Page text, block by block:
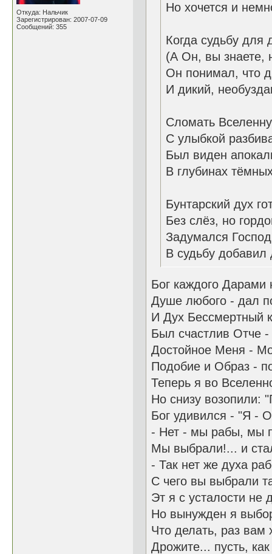
Откуда: Нальчик
Зарегистрирован: 2007-07-09
Сообщений: 355
Но хочется и
Когда судьбу для
(А Он, вы знаете,
Он понимал, что
И дикий,
Сломать
С улыбкой
Был виден
В глубинах
Бунтарский дух
Без слёз, но
Задумался
В судьбу добавил
Бог каждого Дарами
Душе любого - дал
И Дух Бессмертный
Был счастлив Отче -
Достойное Меня -
Подобие и Образ -
Теперь я во
Но снизу возопили:
Бог удивился - "Я -
- Нет - мы рабы, мы
Мы выбрали!... и
- Так нет же духа
С чего вы выбрали
Эт я с усталости не
Но вынужден я
Что делать, раз вам
Дрожите... пусть, как